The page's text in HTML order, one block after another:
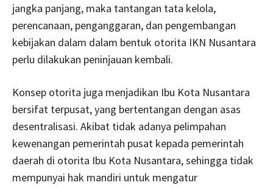
jangka panjang, maka tantangan tata kelola,
perencanaan, penganggaran, dan pengembangan
kebijakan dalam dalam bentuk otorita IKN Nusantara
perlu dilakukan peninjauan kembali.
Konsep otorita juga menjadikan Ibu Kota Nusantara
bersifat terpusat, yang bertentangan dengan asas
desentralisasi. Akibat tidak adanya pelimpahan
kewenangan pemerintah pusat kepada pemerintah
daerah di otorita Ibu Kota Nusantara, sehingga tidak
mempunyai hak mandiri untuk mengatur